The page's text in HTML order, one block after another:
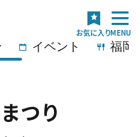
イベント 福岡
つり